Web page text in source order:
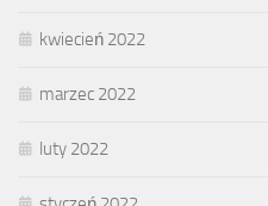
kwiecień 2022
marzec 2022
luty 2022